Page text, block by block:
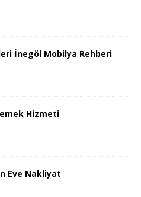
İnegöl Mobilya Rehberi
Hizmeti
Eve Nakliyat